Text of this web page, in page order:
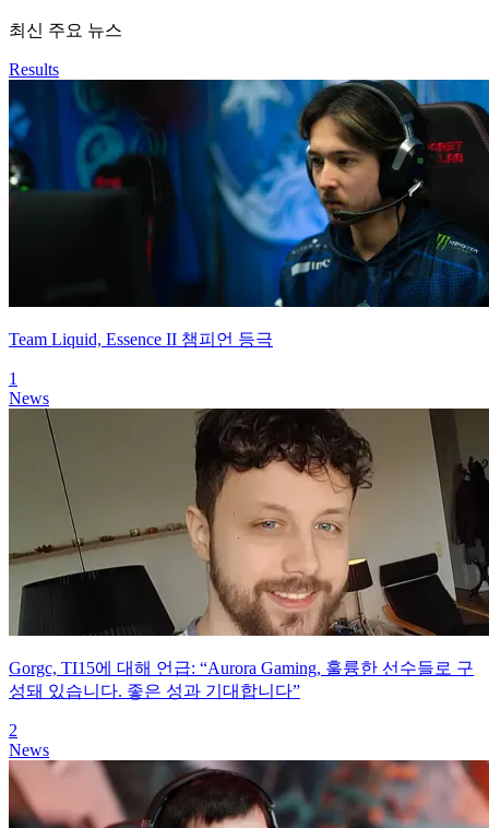
최신 주요 뉴스
Results
Team Liquid, Essence II 챔피언 등극
1
News
Gorgc, TI15에 대해 언급: “Aurora Gaming, 훌륭한 선수들로 구
성돼 있습니다. 좋은 성과 기대합니다”
2
News